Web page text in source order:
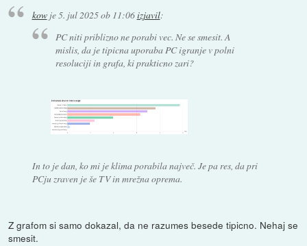
kowje5. jul 2025 ob 11:06izjavil:
PC niti priblizno ne porabi vec. Ne se smesit. A
mislis, da je tipicna uporaba PC igranje v polni
resoluciji in grafa, ki prakticno zari?
In to je dan, ko mi je klima porabila največ. Je pa res, da pri
PCju zraven je še TV in mrežna oprema.
Z grafom si samo dokazal, da ne razumes besede tipicno. Nehaj se
smesit.